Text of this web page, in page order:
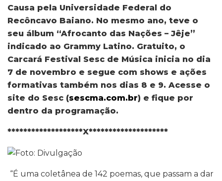
Causa pela Universidade Federal do
Recôncavo Baiano. No mesmo ano, teve o
seu álbum “Afrocanto das Nações – Jêje”
indicado ao Grammy Latino. Gratuito, o
Carcará Festival Sesc de Música inicia no dia
7 de novembro e segue com shows e ações
formativas também nos dias 8 e 9. Acesse o
site do Sesc (sescma.com.br) e fique por
dentro da programação.
*******************X********************
“É uma coletânea de 142 poemas, que passam a dar